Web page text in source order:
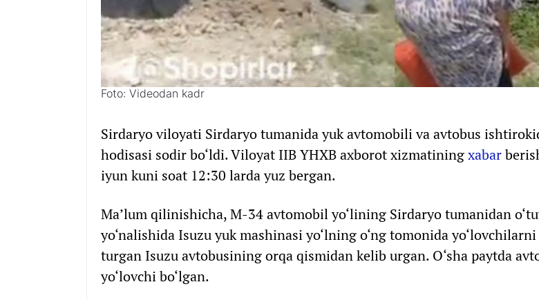
Foto: Videodan kadr
Sirdaryo viloyati Sirdaryo tumanida yuk avtomobili va avtobus
hodisasi sodir bo‘ldi. Viloyat IIB YHXB axborot xizmatiningxabar
iyun kuni soat 12:30 larda yuz bergan.
Ma’lum qilinishicha, M-34 avtomobil yo‘lining Sirdaryo tumanidan
yo‘nalishida Isuzu yuk mashinasi yo‘lning o‘ng tomonida
turgan Isuzu avtobusining orqa qismidan kelib urgan. O‘sha paytda
yo‘lovchi bo‘lgan.